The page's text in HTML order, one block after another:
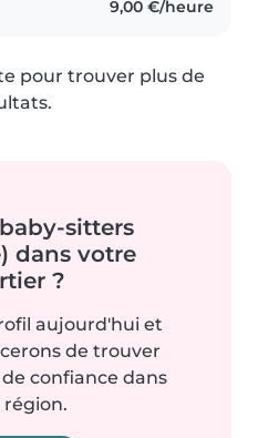
9,00 €/heure
pour trouver plus de
sitters
dans votre
?
aujourd'hui et
de trouver
confiance dans